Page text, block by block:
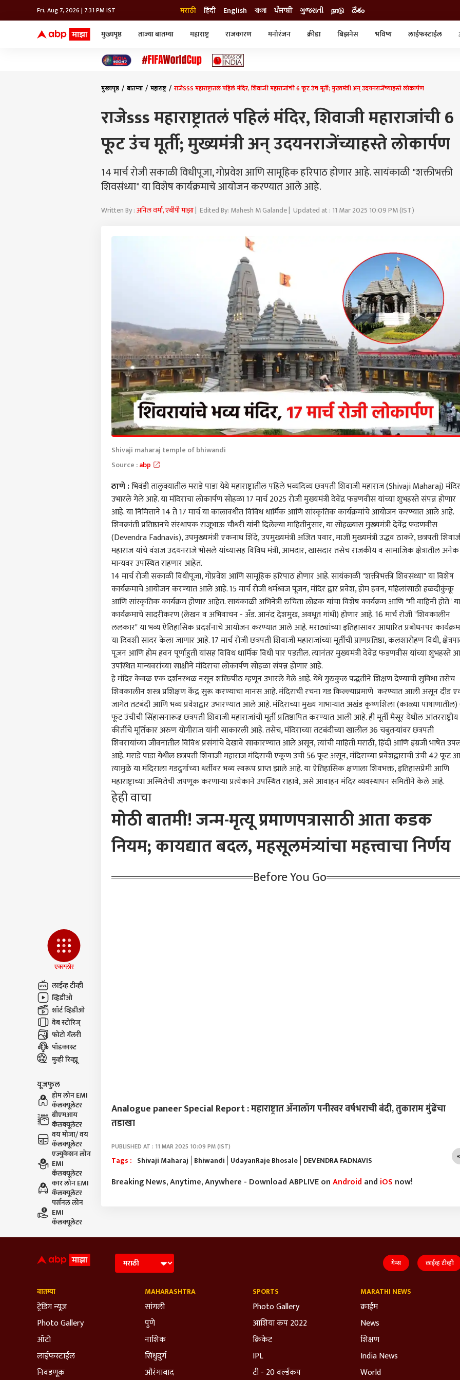
Fri, Aug 7, 2026 | 7:31 PM IST मराठी हिंदी English বাংলা ਪੰਜਾਬੀ ગુજરાતી நாடு దేశం
मुख्यपृष्ठ ताज्या बातम्या महाराष्ट्र राजकारण मनोरंजन क्रीडा बिझनेस भविष्य लाईफस्टाईल
एक्स्प्लोर
लाईव्ह टीव्ही
व्हिडीओ
शॉर्ट व्हिडीओ
वेब स्टोरिज्
फोटो गॅलरी
पॉडकास्ट
मुव्ही रिव्ह्यू
यूजफुल
होम लोन EMI
कॅलक्यूलेटर
बीएमआय
कॅलक्यूलेटर
वय मोजा/ वय
कॅलक्यूलेटर
एज्युकेशन लोन
EMI
कॅलक्यूलेटर
कार लोन EMI
कॅलक्यूलेटर
पर्सनल लोन
EMI
कॅलक्यूलेटर
मुख्यपृष्ठ बातम्या महाराष्ट्र राजेSSS महाराष्ट्रातलं पहिलं मंदिर, शिवाजी महाराजांची 6 फूट उंच मूर्ती; मुख्यमंत्री अन् उदयनराजेंच्याहस्ते लोकार्पण
राजेsss महाराष्ट्रातलं पहिलं मंदिर, शिवाजी महाराजांची 6
फूट उंच मूर्ती; मुख्यमंत्री अन् उदयनराजेंच्याहस्ते लोकार्पण
14 मार्च रोजी सकाळी विधीपूजा, गोप्रवेश आणि सामूहिक हरिपाठ होणार आहे. सायंकाळी "शक्तीभक्ती
शिवसंध्या" या विशेष कार्यक्रमाचे आयोजन करण्यात आले आहे.
Written By :अनिल वर्मा, एबीपी माझा| Edited By: Mahesh M Galande | Updated at : 11 Mar 2025 10:09 PM (IST)
Shivaji maharaj temple of bhiwandi
Source :abp
ठाणे:भिवंडी तालुक्यातील मराडे पाडा येथे महाराष्ट्रातील पहिले भव्यदिव्यछत्रपती शिवाजी महाराज (Shivaji Maharaj)मंदिर
उभारले गेले आहे. या मंदिराचा लोकार्पण सोहळा 17 मार्च 2025 रोजी मुख्यमंत्री देवेंद्र फडणवीस यांच्या शुभहस्ते संपन्न होणार
आहे. या निमित्ताने 14 ते 17 मार्च या कालावधीत विविध धार्मिक आणि सांस्कृतिक कार्यक्रमांचे आयोजन करण्यात आले आहे.
शिवक्रांती प्रतिष्ठानचे संस्थापक राजूभाऊ चौधरी यांनी दिलेल्या माहितीनुसार, या सोहळ्यास मुख्यमंत्रीदेवेंद्र फडणवीस
(Devendra Fadnavis), उपमुख्यमंत्रीएकनाथ शिंदे, उपमुख्यमंत्री अजित पवार, माजी मुख्यमंत्री उद्धव ठाकरे, छत्रपती
महाराज यांचे वंशज उदयनराजे भोसले यांच्यासह विविध मंत्री, आमदार, खासदार तसेच राजकीय व सामाजिक क्षेत्रातील अनेक
मान्यवर उपस्थित राहणार आहेत.
14 मार्च रोजी सकाळी विधीपूजा, गोप्रवेश आणि सामूहिक हरिपाठ होणार आहे. सायंकाळी "शक्तीभक्ती शिवसंध्या" या विशेष
कार्यक्रमाचे आयोजन करण्यात आले आहे. 15 मार्च रोजी धर्मध्वज पूजन, मंदिर द्वार प्रवेश, होम हवन, महिलांसाठी हळदीकुंकू
आणि सांस्कृतिक कार्यक्रम होणार आहेत. सायंकाळी अभिनेत्री रुचिता लोढक यांचा विशेष कार्यक्रम आणि "मी वाहिनी होते" या
कार्यक्रमाचे सादरीकरण (लेखन व अभिवाचन - अँड. आनंद देशमुख, अवधूत गांधी) होणार आहे. 16 मार्च रोजी "शिवकालीन
ललकार" या भव्य ऐतिहासिक प्रदर्शनाचे आयोजन करण्यात आले आहे. मराठ्यांच्या इतिहासावर आधारित प्रबोधनपर कार्यक्रम
या दिवशी सादर केला जाणार आहे. 17 मार्च रोजी छत्रपती शिवाजी महाराजांच्या मूर्तीची प्राणप्रतिष्ठा, कलशारोहण विधी,
पूजन आणि होम हवन पूर्णाहुती यांसह विविध धार्मिक विधी पार पडतील. त्यानंतर मुख्यमंत्रीदेवेंद्र फडणवीसयांच्या शुभहस्ते
उपस्थित मान्यवरांच्या साक्षीने मंदिराचा लोकार्पण सोहळा संपन्न होणार आहे.
हे मंदिर केवळ एक दर्शनस्थळ नसून शक्तिपीठ म्हणून उभारले गेले आहे. येथे गुरुकुल पद्धतीने शिक्षण देण्याची सुविधा तसेच
शिवकालीन शस्त्र प्रशिक्षण केंद्र सुरू करण्याचा मानस आहे. मंदिराची रचना गड किल्ल्याप्रमाणे करण्यात आली असून दीड
जागेत तटबंदी आणि भव्य प्रवेशद्वार उभारण्यात आले आहे. मंदिराच्या मुख्य गाभाऱ्यात अखंड कृष्णशिला (काळ्या
फूट उंचीची सिंहासनारूढ छत्रपती शिवाजी महाराजांची मूर्ती प्रतिष्ठापित करण्यात आली आहे. ही मूर्ती मैसूर येथील आंतरराष्ट्रीय
कीर्तीचे मूर्तिकार अरुण योगीराज यांनी साकारली आहे. तसेच, मंदिराच्या तटबंदीच्या खालील 36 चबुतऱ्यांवर छत्रपती
शिवरायांच्या जीवनातील विविध प्रसंगांचे देखावे साकारण्यात आले असून, त्यांची माहिती मराठी, हिंदी आणि इंग्रजी भाषेत
आहे. मराडे पाडा येथील छत्रपती शिवाजी महाराज मंदिराची एकूण उंची 56 फूट असून, मंदिराच्या प्रवेशद्वाराची उंची 42 फूट
त्यामुळे या मंदिराला गडदुर्गाच्या धर्तीवर भव्य स्वरूप प्राप्त झाले आहे. या ऐतिहासिक क्षणाला शिवभक्त, इतिहासप्रेमी आणि
महाराष्ट्राच्या अस्मितेची जपणूक करणाऱ्या प्रत्येकाने उपस्थित राहावे, असे आवाहन मंदिर व्यवस्थापन समितीने केले आहे.
हेही वाचा
मोठी बातमी! जन्म-मृत्यू प्रमाणपत्रासाठी आता कडक
नियम; कायद्यात बदल, महसूलमंत्र्यांचा महत्त्वाचा निर्णय
Before You Go
Analogue paneer Special Report : महाराष्ट्रात ॲनालॉग पनीरवर वर्षभराची बंदी, तुकाराम मुंढेंचा
तडाखा
PUBLISHED AT : 11 MAR 2025 10:09 PM (IST)
Tags : Shivaji Maharaj Bhiwandi UdayanRaje Bhosale DEVENDRA FADNAVIS
Breaking News, Anytime, Anywhere - Download ABPLIVE onAndroid and iOS now!
हॅलो गेस्ट
आमच्यासोबत जाहिरात करा
प्रायव्हसी पॉलिसी
संपर्क साधा
करिअर
फीडबॅक
आमच्याबद्दल
LOGIN
पर्सनल कॉर्नर
टॉप आर्टिकल टॉप रील्स
राजकारण
जंतरमंतरवर धर्मेंद्र प्रधानांच्या
शाई फेकली; म्हणाल्या,
अश्रुधुरांना घाबरलो नाही, या
शाईने काय होणार?
राजकारण
'हाथी चले बाजार में, बाकी
पुढचं मी काय बोलत नाही..'
विरोधक पळून जातील, त्यांना
देशभक्ती दुसऱ्यांनी
शिकवायची गरज नाही,
मोदीजींच्या निवासाबाहेर
आंदोलन षड्यंत्र : एकनाथ शिंदे
व्यापार-उद्योग
पाच दिवसांमध्ये सोने
नवे दर
रत्नागिरी
इकडं संजय राऊतांचे केंद्रीय
शिक्षण मंत्रीपदासाठी
फडणवीसांवरून दाव्यांवर
लेयर'चे तत्त्व लागू होत नाही, ही
संकल्पना केवळ OBC आणि अभिजीत दिपके पोलीस
गेम्स लाईव्ह टीव्ही
बातम्या
ट्रेडिंग न्यूज
Photo Gallery
ऑटो
लाईफस्टाईल
निवडणूक
MAHARASHTRA
सांगली
पुणे
नाशिक
सिंधुदुर्ग
औरंगाबाद
SPORTS
Photo Gallery
आशिया कप 2022
क्रिकेट
IPL
टी - 20 वर्ल्डकप
MARATHI NEWS
क्राईम
News
शिक्षण
India News
World